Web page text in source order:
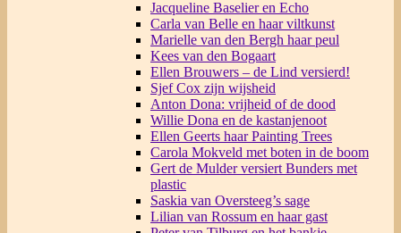
Jacqueline Baselier en Echo
Carla van Belle en haar viltkunst
Marielle van den Bergh haar peul
Kees van den Bogaart
Ellen Brouwers – de Lind versierd!
Sjef Cox zijn wijsheid
Anton Dona: vrijheid of de dood
Willie Dona en de kastanjenoot
Ellen Geerts haar Painting Trees
Carola Mokveld met boten in de boom
Gert de Mulder versiert Bunders met
plastic
Saskia van Oversteeg’s sage
Lilian van Rossum en haar gast